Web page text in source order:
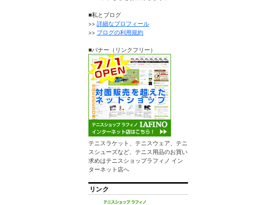
■私とブログ
>>詳細なプロフィール
>> ブログの利用規約
■バナー（リンクフリー）
テニスラケット、テニスウェア、テニ
スシューズなど、テニス用品のお買い
求めはテニスショップラフィノ イン
ターネット店へ
リンク